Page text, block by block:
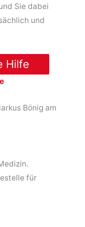
Sie dabei
und
Hilfe
Bönig am
für